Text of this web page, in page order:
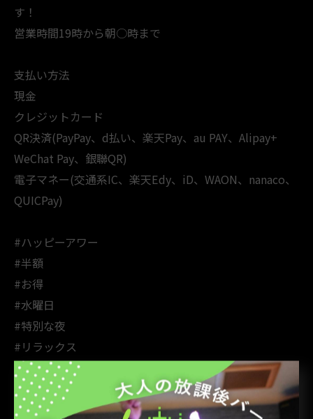
す！
営業時間19時から朝○時まで
支払い方法
現金
クレジットカード
QR決済(PayPay、d払い、楽天Pay、au PAY、Alipay+
WeChat Pay、銀聯QR)
電子マネー(交通系IC、楽天Edy、iD、WAON、nanaco、
QUICPay)
#ハッピーアワー
#半額
#お得
#水曜日
#特別な夜
#リラックス
#楽しい時間
#美味しいドリンク
#友達と一緒に